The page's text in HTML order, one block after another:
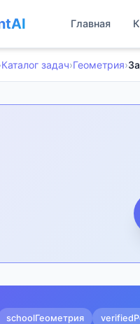
Главная
Каталог задач›Геометрия›
schoolГеометрия verified